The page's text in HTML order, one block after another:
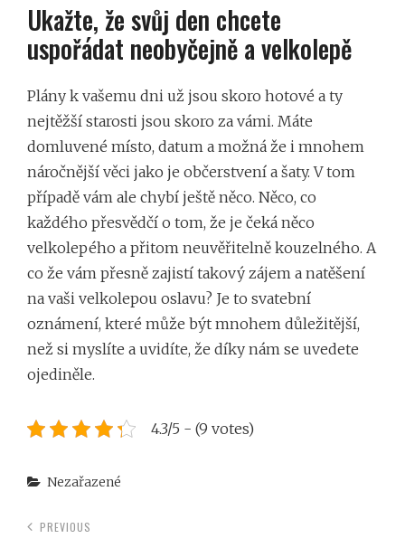
Ukažte, že svůj den chcete
uspořádat neobyčejně a velkolepě
Plány k vašemu dni už jsou skoro hotové a ty
nejtěžší starosti jsou skoro za vámi. Máte
domluvené místo, datum a možná že i mnohem
náročnější věci jako je občerstvení a šaty. V tom
případě vám ale chybí ještě něco. Něco, co
každého přesvědčí o tom, že je čeká něco
velkolepého a přitom neuvěřitelně kouzelného. A
co že vám přesně zajistí takový zájem a natěšení
na vaši velkolepou oslavu? Je to svatební
oznámení, které může být mnohem důležitější,
než si myslíte a uvidíte, že díky nám se uvedete
ojediněle.
4.3/5 - (9 votes)
Categories
Nezařazené
PREVIOUS